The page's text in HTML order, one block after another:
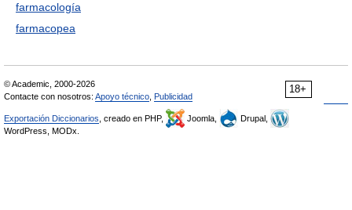
farmacología
farmacopea
18+
© Academic, 2000-2026
Contacte con nosotros: Apoyo técnico Publicidad
Exportación Diccionarios , creado en PHP, Joomla,
Drupal,
WordPress, MODx.